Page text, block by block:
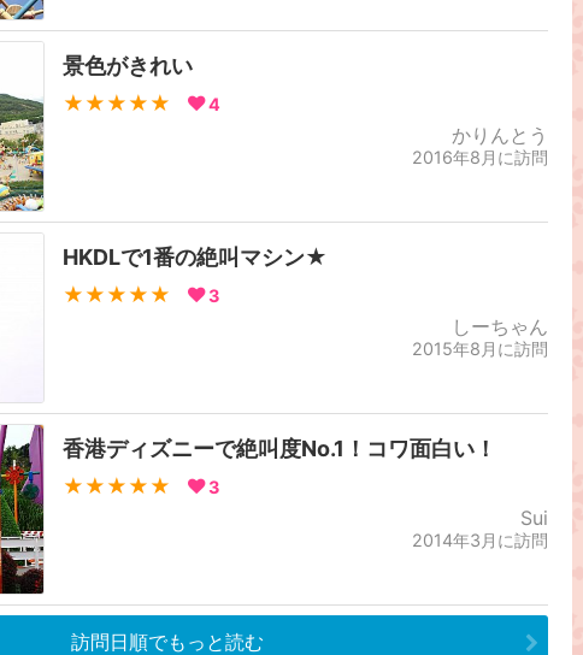
景色がきれい
★★★★★ 4
かりんとう
2016年8月に訪問
HKDLで1番の絶叫マシン★
★★★★★ 3
しーちゃん
2015年8月に訪問
香港ディズニーで絶叫度No.1！コワ面白い！
★★★★★ 3
Sui
2014年3月に訪問
訪問日順でもっと読む